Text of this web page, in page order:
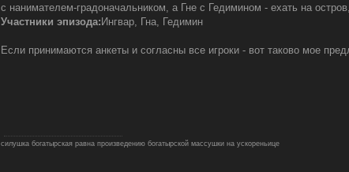
с нанимателем-градоначальником, а Гне с Гедимином - ехать на
Участники эпизода: Ингвар, Гна, Гедимин
Если принимаются анкеты и согласны все игроки - вот таково мое
силушка богатырская равна произведению богатырской массушки на ускореньице